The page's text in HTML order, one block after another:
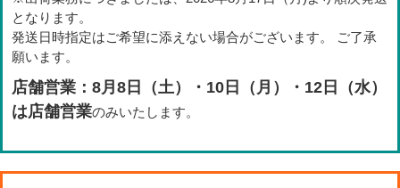
となります。
発送日時指定はご希望に添えない場合がございます。 ご了承
願います。
店舗営業：8月8日（土）・10日（月）・12日（水）
は店舗営業のみいたします。